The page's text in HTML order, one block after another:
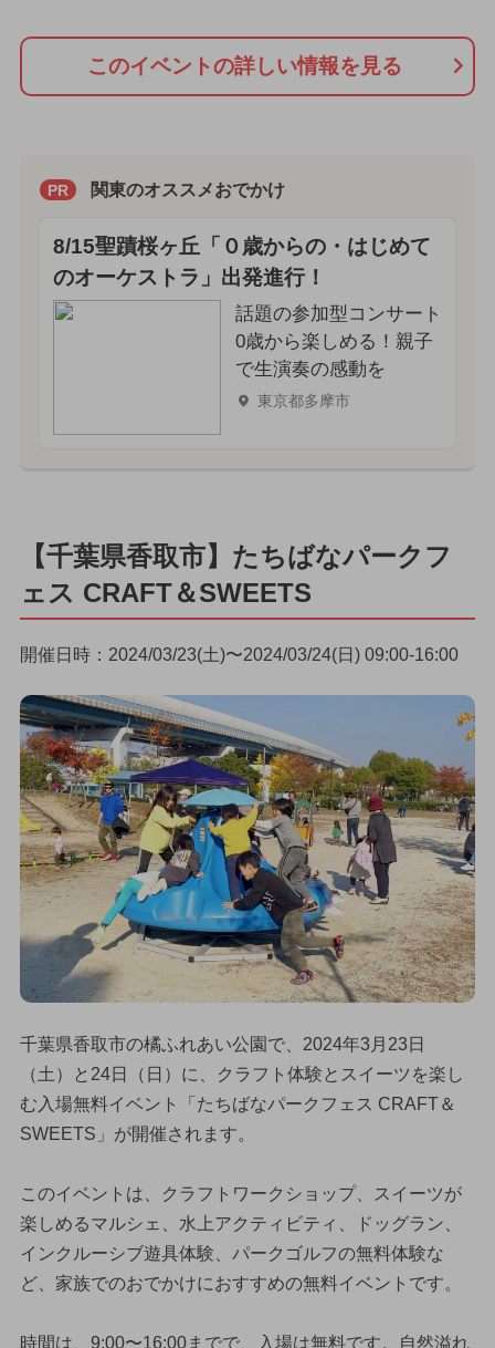
このイベントの詳しい情報を見る
PR 関東のオススメおでかけ
8/15聖蹟桜ヶ丘「０歳からの・はじめて
のオーケストラ」出発進行！
話題の参加型コンサート
0歳から楽しめる！親子
で生演奏の感動を
東京都多摩市
【千葉県香取市】たちばなパークフ
ェス CRAFT＆SWEETS
開催日時：2024/03/23(土)〜2024/03/24(日) 09:00-16:00
千葉県香取市の橘ふれあい公園で、2024年3月23日
（土）と24日（日）に、クラフト体験とスイーツを楽し
む入場無料イベント「たちばなパークフェス CRAFT＆
SWEETS」が開催されます。
このイベントは、クラフトワークショップ、スイーツが
楽しめるマルシェ、水上アクティビティ、ドッグラン、
インクルーシブ遊具体験、パークゴルフの無料体験な
ど、家族でのおでかけにおすすめの無料イベントです。
時間は、9:00〜16:00までで、入場は無料です。自然溢れ